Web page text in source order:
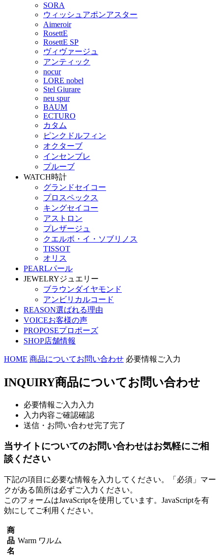
SORA
ウィッシュアポンアスター
Aimeroir
RosettE
RosettE SP
ヴィヴァージュ
アンティック
nocur
LORE nobel
Stel Giurare
neu spur
BAUM
ECTURO
カタム
ピンクドルフィン
オクターブ
インセンブレ
プルーブ
WATCH時計
グランドセイコー
プロスペックス
キングセイコー
アストロン
プレザージュ
クエルボ・イ・ソブリノス
TISSOT
オリス
PEARLパール
JEWELRYジュエリー
ブラウンダイヤモンド
アンビリカルコード
REASON選ばれる理由
VOICEお客様の声
PROPOSEプロポーズ
SHOP店舗情報
HOME 商品についてお問い合わせ 必要情報ご入力
INQUIRY商品についてお問い合わせ
必要情報ご入力 入力
入力内容ご確認確認
送信・お問い合わせ完了完了
当サイトについてのお問い合わせはお気軽にご相
談ください
下記の項目に必要な情報を入力してください。「必須」マー
クがある箇所は必ずご入力ください。
このフォームはJavaScriptを使用しています。JavaScriptを有
効にしてご利用ください。
商
品
名
Warm ワルム